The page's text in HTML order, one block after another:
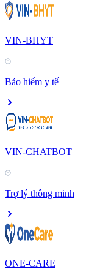
VIN-BHYT
Bảo hiểm y tế
VIN-CHATBOT
Trợ lý thông minh
ONE-CARE